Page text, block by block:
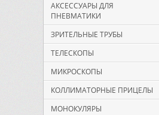
АКСЕССУАРЫ ДЛЯ
ПНЕВМАТИКИ
ЗРИТЕЛЬНЫЕ ТРУБЫ
ТЕЛЕСКОПЫ
МИКРОСКОПЫ
КОЛЛИМАТОРНЫЕ ПРИЦЕЛЫ
МОНОКУЛЯРЫ